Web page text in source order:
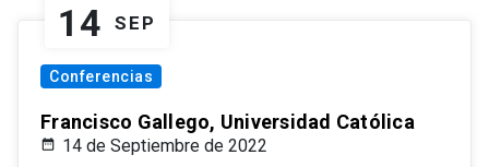
14 SEP
Conferencias
Francisco Gallego, Universidad Católica
14 de Septiembre de 2022